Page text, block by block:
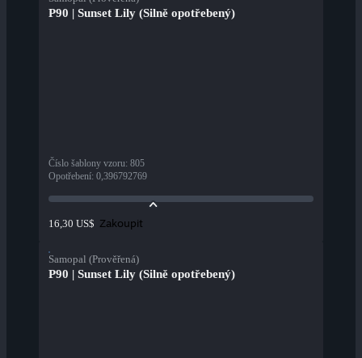
P90 | Sunset Lily (Silně opotřebený)
Číslo šablony vzoru: 805
Opotřebení: 0,396792769
16,30 US$ Zakoupit
Samopal (Prověřená)
P90 | Sunset Lily (Silně opotřebený)